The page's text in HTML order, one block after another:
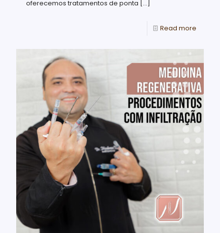
oferecemos tratamentos de ponta […]
Read more